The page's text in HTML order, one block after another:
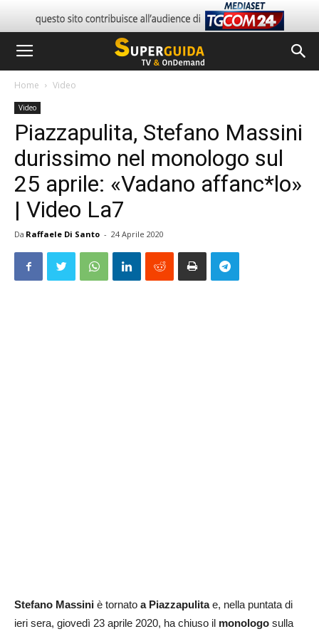
Home Video
Video
Piazzapulita, Stefano Massini
durissimo nel monologo sul
25 aprile: «Vadano affanc*lo»
| Video La7
Da Raffaele Di Santo - 24 Aprile 2020
Stefano Massini è tornato a Piazzapulitae, nella puntata di
ieri sera, giovedì 23 aprile 2020, ha chiuso il monologo sulla